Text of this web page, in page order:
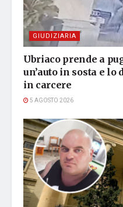
GIUDIZIARIA
Ubriaco prende a
un’auto in sosta e lo
in carcere
5 AGOSTO 2026